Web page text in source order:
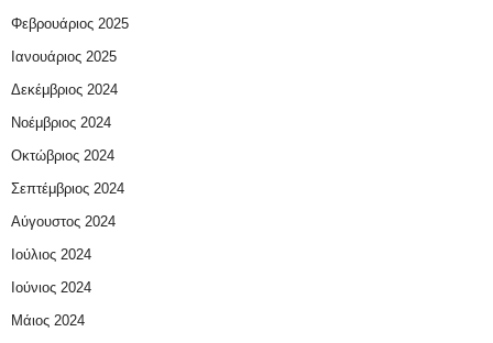
Φεβρουάριος 2025
Ιανουάριος 2025
Δεκέμβριος 2024
Νοέμβριος 2024
Οκτώβριος 2024
Σεπτέμβριος 2024
Αύγουστος 2024
Ιούλιος 2024
Ιούνιος 2024
Μάιος 2024